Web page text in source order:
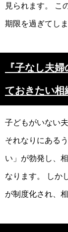
見られます。 こ
期限を過ぎてし
『子なし夫
ておきたい相
子どもがいない
それなりにある
い」が勃発し、
なります。 しか
が制度化され、